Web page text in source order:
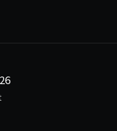
些化學常識了：
現在很流行的那些
合成vitamin C。
，都是在打plastic